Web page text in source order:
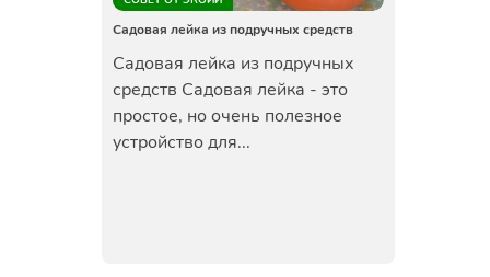
Садовая лейка из подручных средств
Садовая лейка из подручных
средств Садовая лейка - это
простое, но очень полезное
устройство для...